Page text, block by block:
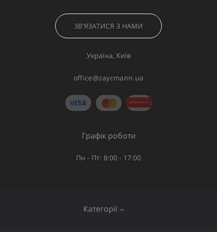
ЗВ'ЯЗАТИСЯ З НАМИ
Україна, Київ
office@zaycmann.ua
Категорії
Графік роботи
Пн - Пт: 8:00 - 17:00